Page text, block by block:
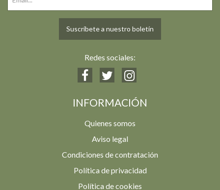
Suscríbete a nuestro boletín
Redes sociales:
INFORMACIÓN
Quienes somos
Aviso legal
Condiciones de contratación
Política de privacidad
Política de cookies